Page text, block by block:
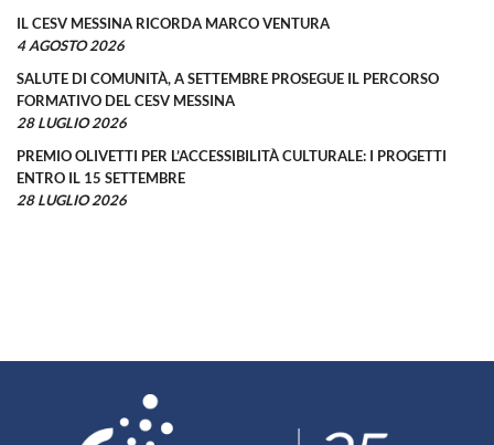
IL CESV MESSINA RICORDA MARCO VENTURA
4 AGOSTO 2026
SALUTE DI COMUNITÀ, A SETTEMBRE PROSEGUE IL PERCORSO
FORMATIVO DEL CESV MESSINA
28 LUGLIO 2026
PREMIO OLIVETTI PER L’ACCESSIBILITÀ CULTURALE: I PROGETTI
ENTRO IL 15 SETTEMBRE
28 LUGLIO 2026